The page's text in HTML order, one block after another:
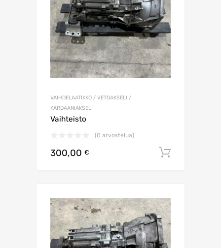
VAIHDELAATIKKO / VETOAKSELI /
KARDAANIAKSELI
Vaihteisto
(0 arvostelua)
300,00 €